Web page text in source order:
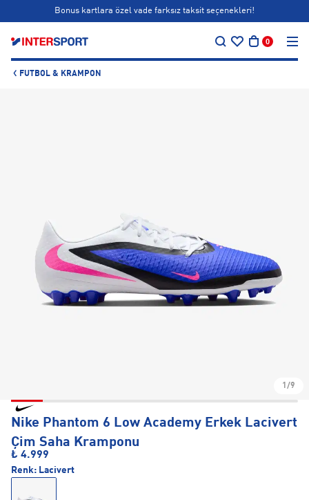
Bonus kartlara özel vade farksız taksit seçenekleri!
0
FUTBOL & KRAMPON
1/9
Nike Phantom 6 Low Academy Erkek Lacivert
Çim Saha Kramponu
₺ 4.999
Renk: Lacivert